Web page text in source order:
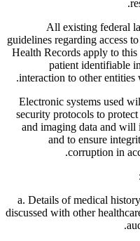
All existing federal
guidelines regarding access
Health Records apply to
patient identifiable
interaction to other
Electronic systems used
security protocols to
and imaging data and will
and to ensure
corruption in
a. Details of medical
discussed with other